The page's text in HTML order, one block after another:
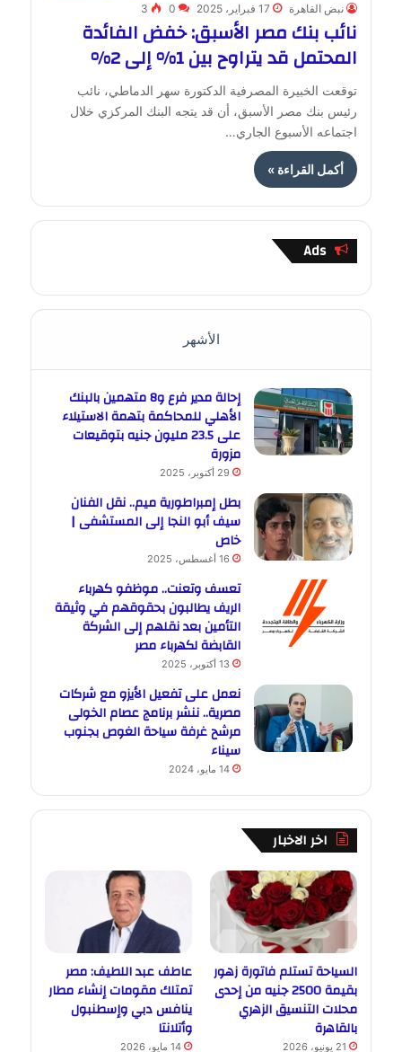
نبض القاهرة 17 فبراير، 2025 0
3
نائب بنك مصر الأسبق: خفض الفائدة
المحتمل قد يتراوح بين 1% إلى 2%
توقعت الخبيرة المصرفية الدكتورة سهر الدماطي، نائب
رئيس بنك مصر الأسبق، أن قد يتجه البنك المركزي خلال
اجتماعه الأسبوع الجاري…
أكمل القراءة »
Ads
الأشهر
إحالة مدير فرع و8 متهمين بالبنك
الأهلي للمحاكمة بتهمة الاستيلاء
على 23.5 مليون جنيه بتوقيعات
مزورة
29 أكتوبر، 2025
بطل إمبراطورية ميم.. نقل الفنان
سيف أبو النجا إلى المستشفى |
خاص
16 أغسطس، 2025
تعسف وتعنت.. موظفو كهرباء
الريف يطالبون بحقوقهم في وثيقة
التأمين بعد نقلهم إلى الشركة
القابضة لكهرباء مصر
13 أكتوبر، 2025
نعمل على تفعيل الأيزو مع شركات
مصرية.. ننشر برنامج عصام الخولى
مرشح غرفة سياحة الغوص بجنوب
سيناء
14 مايو، 2024
اخر الاخبار
السياحة تستلم فاتورة زهور
بقيمة 2500 جنيه من إحدى
محلات التنسيق الزهري
بالقاهرة
21 يونيو، 2026
عاطف عبد اللطيف: مصر
تمتلك مقومات إنشاء مطار
ينافس دبي وإسطنبول
وأتلانتا
14 مايو، 2026